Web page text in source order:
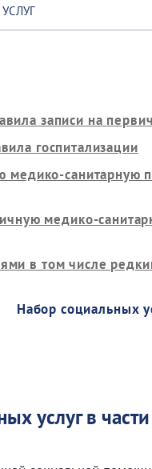
записи на
госпитализации
медико-
медико-
в том числе
Набор социальных
услуг в